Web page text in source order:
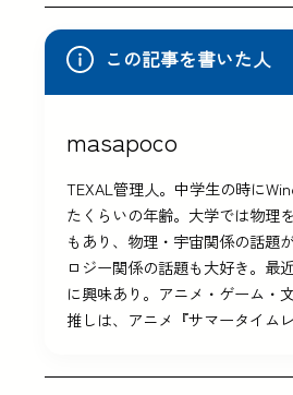
この記事を書いた人
masapoco
TEXAL管理人。中学生の時に
たくらいの年齢。大学では物理
もあり、物理・宇宙関係の話題
ロジー関係の話題も大好き。最
に興味あり。アニメ・ゲーム・
推しは、アニメ『サマータイムレ